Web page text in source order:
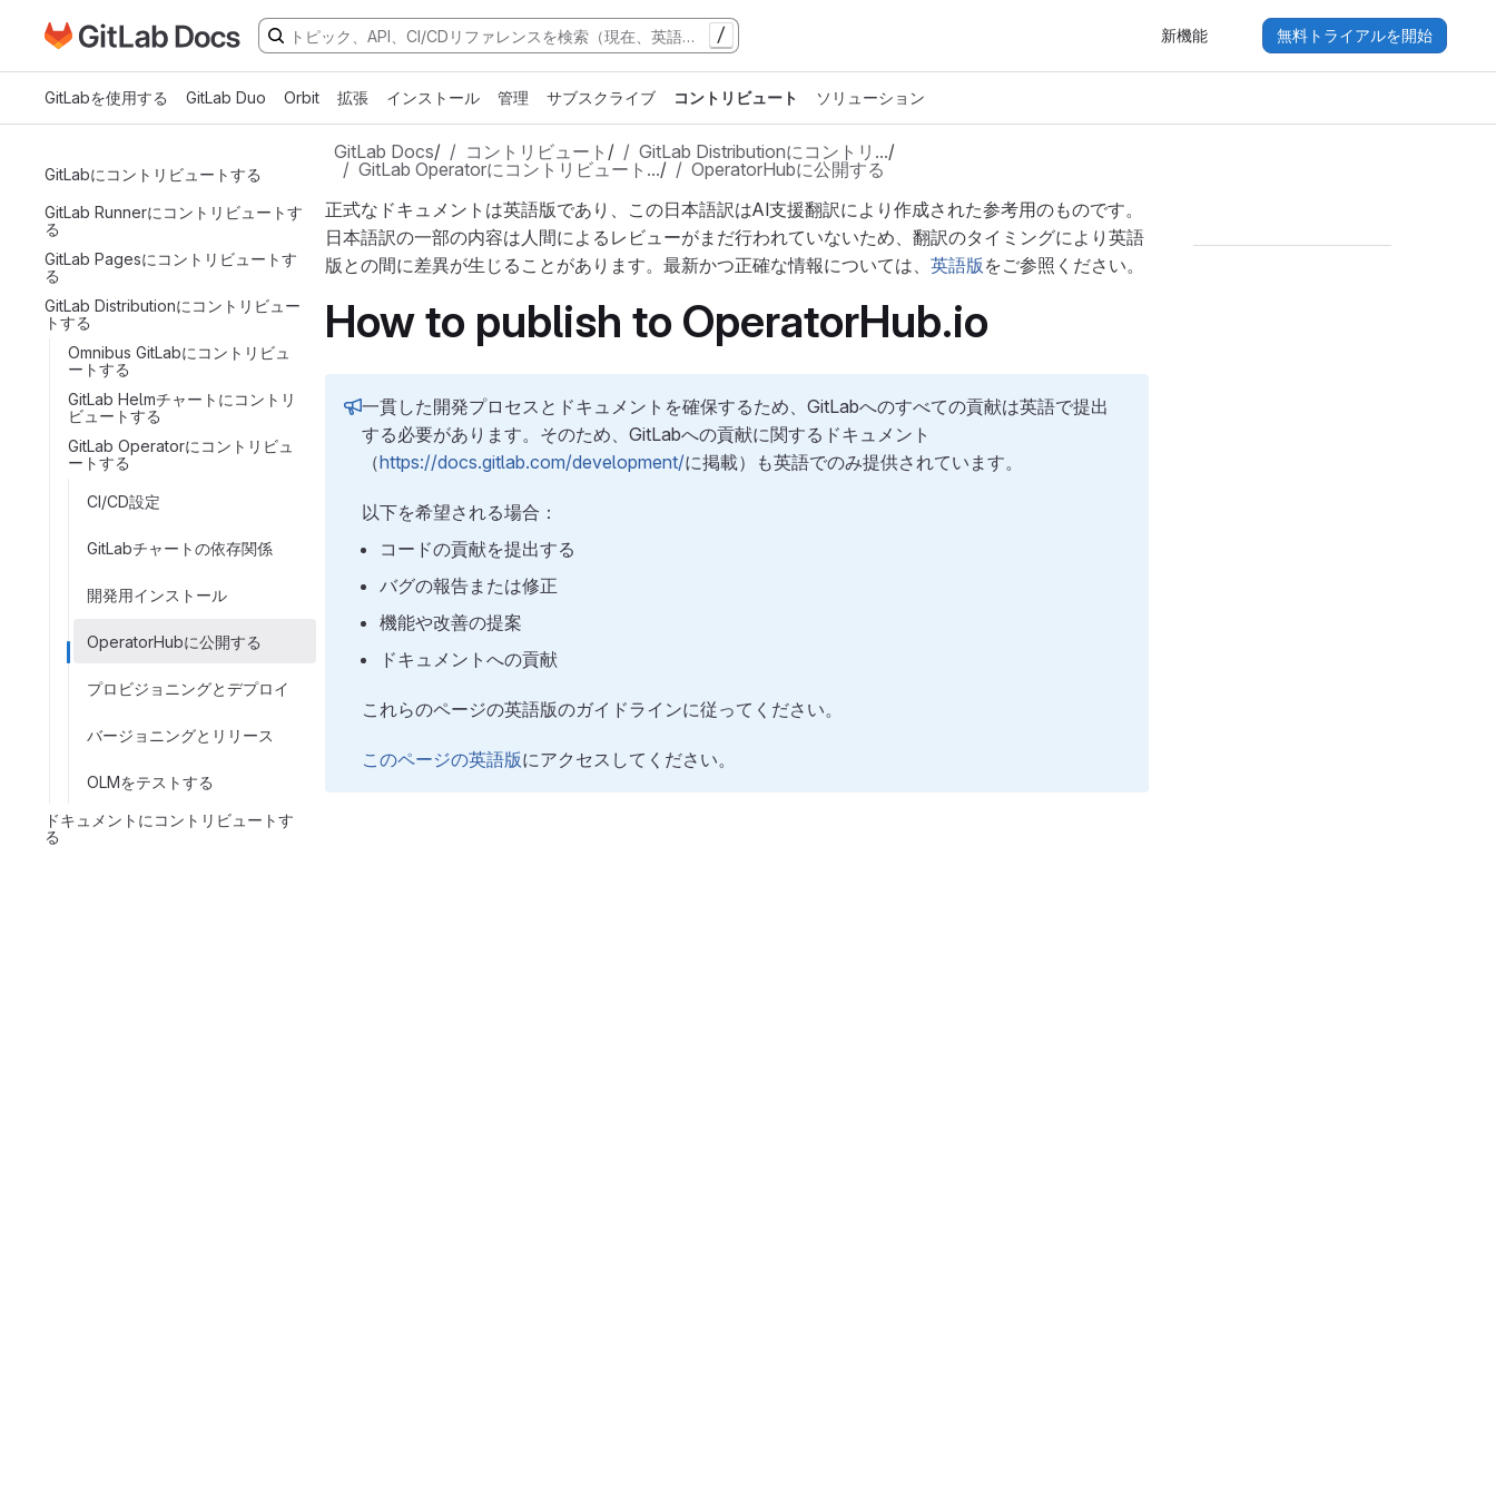
メインコンテンツにスキップ
GitLabドキュメントのホームページに移動 / 新機能 無料トライアルを開始
GitLabを使用する GitLab Duo Orbit 拡張 インストール 管理 サブスクライブ コントリビュート ソリューション
GitLabにコントリビュートする
GitLab Runnerにコントリビュートす
る
GitLab Pagesにコントリビュートす
る
GitLab Distributionにコントリビュー
トする
Omnibus GitLabにコントリビュ
ートする
GitLab Helmチャートにコントリ
ビュートする
GitLab Operatorにコントリビュ
ートする
CI/CD設定
GitLabチャートの依存関係
開発用インストール
OperatorHubに公開する
プロビジョニングとデプロイ
バージョニングとリリース
OLMをテストする
ドキュメントにコントリビュートす
る
GitLab Docs/ コントリビュート / GitLab Distributionにコントリ…/
GitLab Operatorにコントリビュート…/
OperatorHubに公開する
正式なドキュメントは英語版であり、この日本語訳はAI支援翻訳により作成された参考用のものです。
日本語訳の一部の内容は人間によるレビューがまだ行われていないため、翻訳のタイミングにより英語
版との間に差異が生じることがあります。最新かつ正確な情報については、 英語版 をご参照ください。
How to publish to OperatorHub.io
一貫した開発プロセスとドキュメントを確保するため、GitLabへのすべての貢献は英語で提出
する必要があります。そのため、GitLabへの貢献に関するドキュメント
（https://docs.gitlab.com/development/に掲載）も英語でのみ提供されています。
以下を希望される場合：
コードの貢献を提出する
バグの報告または修正
機能や改善の提案
ドキュメントへの貢献
これらのページの英語版のガイドラインに従ってください。
このページの英語版にアクセスしてください。